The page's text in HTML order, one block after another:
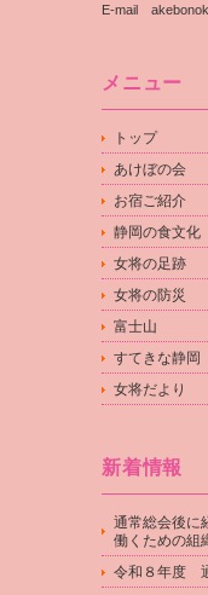
E-mail
メニュー
トップ
あけぼの会
お宿ご紹介
静岡の食文化
女将の足跡
女将の防災
富士山
すてきな静岡
女将だより
新着情報
通常総会後に
働くための組
令和８年度